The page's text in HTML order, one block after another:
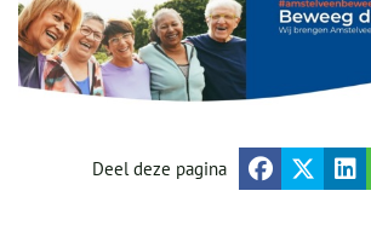
Deel deze pagina